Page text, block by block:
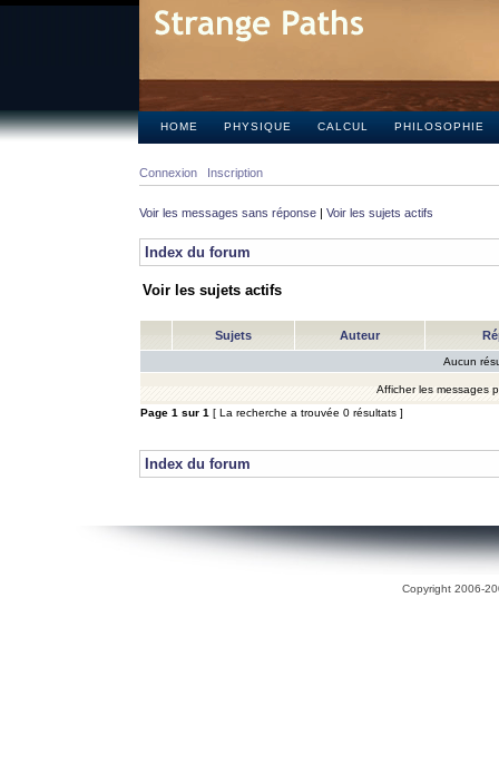
HOME PHYSIQUE CALCUL PHILOSOPHIE
Connexion Inscription
Voir les messages sans réponse | Voir les sujets actifs
Index du forum
Voir les sujets actifs
Sujets Auteur
Aucun
Afficher les messages
Page 1 sur 1 [ La recherche a trouvée 0 résultats ]
Index du forum
Copyright 2006-